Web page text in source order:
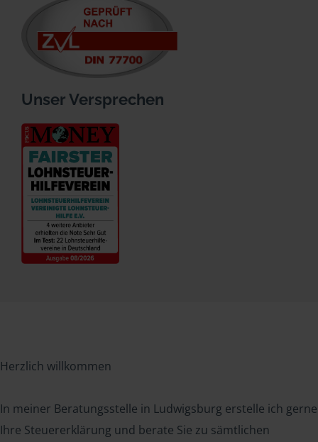
Unser Versprechen
Herzlich willkommen
In meiner Beratungsstelle in Ludwigsburg erstelle ich gerne
Ihre Steuererklärung und berate Sie zu sämtlichen